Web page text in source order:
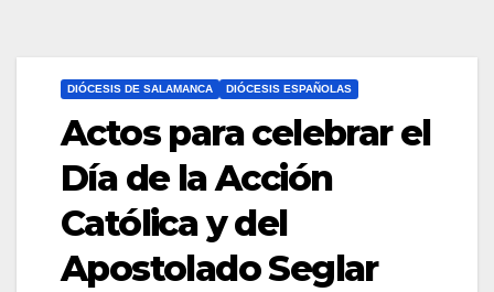
DIÓCESIS DE SALAMANCA DIÓCESIS ESPAÑOLAS
Actos para celebrar el
Día de la Acción
Católica y del
Apostolado Seglar